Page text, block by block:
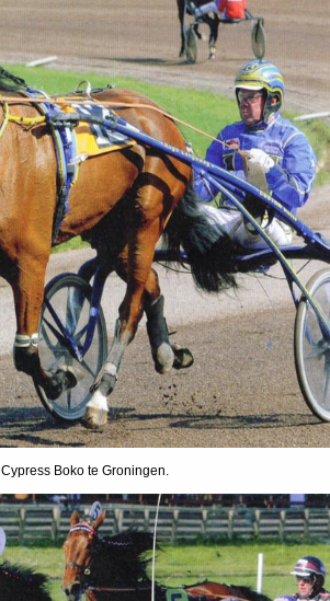
Cypress Boko te Groningen.